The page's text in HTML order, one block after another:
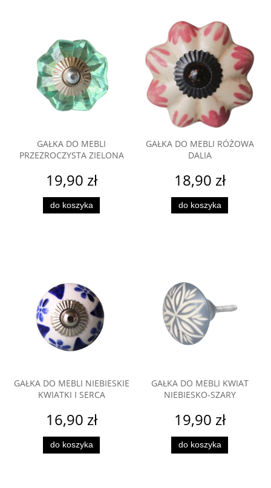
GAŁKA DO MEBLI
PRZEZROCZYSTA ZIELONA
19,90 zł
do koszyka
GAŁKA DO MEBLI RÓŻOWA
DALIA
18,90 zł
do koszyka
GAŁKA DO MEBLI NIEBIESKIE
KWIATKI I SERCA
16,90 zł
do koszyka
GAŁKA DO MEBLI KWIAT
NIEBIESKO-SZARY
19,90 zł
do koszyka